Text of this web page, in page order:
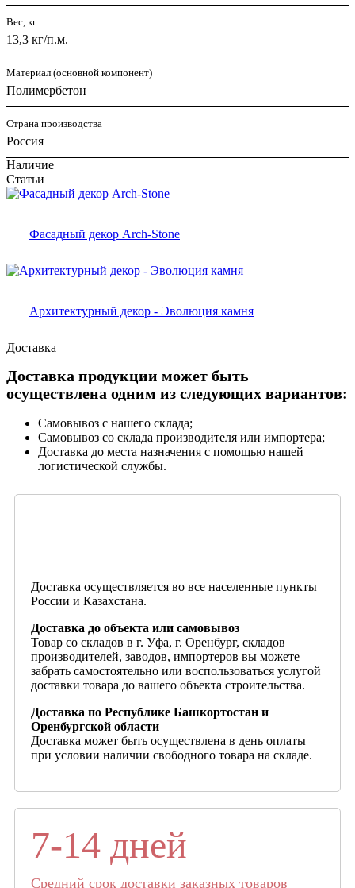
Вес, кг
13,3 кг/п.м.
Материал (основной компонент)
Полимербетон
Страна производства
Россия
Наличие
Статьи
Фасадный декор Arch-Stone
Архитектурный декор - Эволюция камня
Доставка
Доставка продукции может быть
осуществлена одним из следующих вариантов:
Самовывоз с нашего склада;
Самовывоз со склада производителя или импортера;
Доставка до места назначения с помощью нашей
логистической службы.
Доставка осуществляется во все населенные пункты
России и Казахстана.
Доставка до объекта или самовывоз
Товар со складов в г. Уфа, г. Оренбург, складов
производителей, заводов, импортеров вы можете
забрать самостоятельно или воспользоваться услугой
доставки товара до вашего объекта строительства.
Доставка по Республике Башкортостан и
Оренбургской области
Доставка может быть осуществлена в день оплаты
при условии наличии свободного товара на складе.
7-14 дней
Средний срок доставки заказных товаров